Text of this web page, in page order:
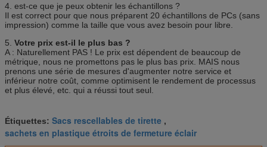
4. est-ce que je peux obtenir les échantillons ?
Il est correct pour que nous préparent 20 échantillons de PCs (sans
impression) comme la taille que vous avez besoin pour libre.
5. Votre prix est-il le plus bas ?
A : Naturellement PAS ! Le prix est dépendent de beaucoup de
métrique, nous ne promettons pas le plus bas prix. MAIS nous
prenons une série de mesures d'augmenter notre service et
inférieur notre coût, comme optimisent le rendement de processus
et plus élevé, etc. qui a réussi tout seul.
Étiquettes: Sacs rescellables de tirette ,
sachets en plastique étroits de fermeture éclair